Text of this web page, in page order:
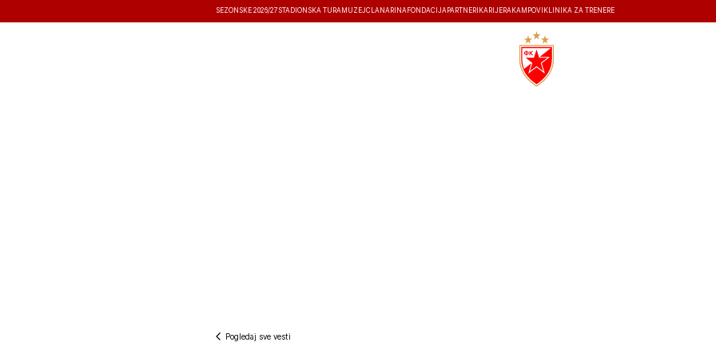
SEZONSKE 2026/27 STADIONSKA TURA MUZEJČLANARINA FONDACIJA PARTNERI KARIJERA KAMPOVI KLINIKA ZA TRENERE
Pogledaj sve vesti